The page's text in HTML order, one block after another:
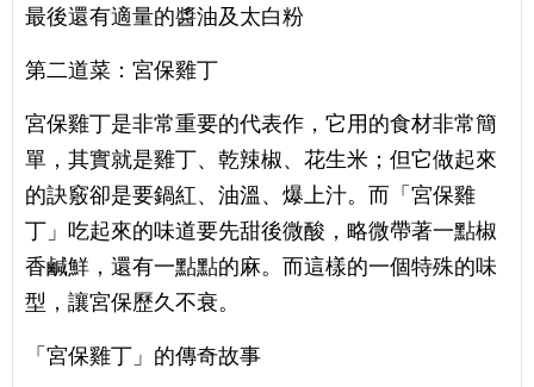
最後還有適量的醬油及太白粉
第二道菜：宮保雞丁
宮保雞丁是非常重要的代表作，它用的食材非常簡
單，其實就是雞丁、乾辣椒、花生米；但它做起來
的訣竅卻是要鍋紅、油溫、爆上汁。而「宮保雞
丁」吃起來的味道要先甜後微酸，略微帶著一點椒
香鹹鮮，還有一點點的麻。而這樣的一個特殊的味
型，讓宮保歷久不衰。
「宮保雞丁」的傳奇故事